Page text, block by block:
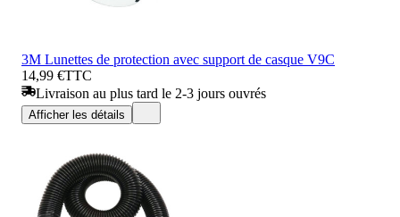
3M Lunettes de protection avec support de casque V9C
14,99 €TTC
Livraison au plus tard le 2-3 jours ouvrés
Afficher les détails